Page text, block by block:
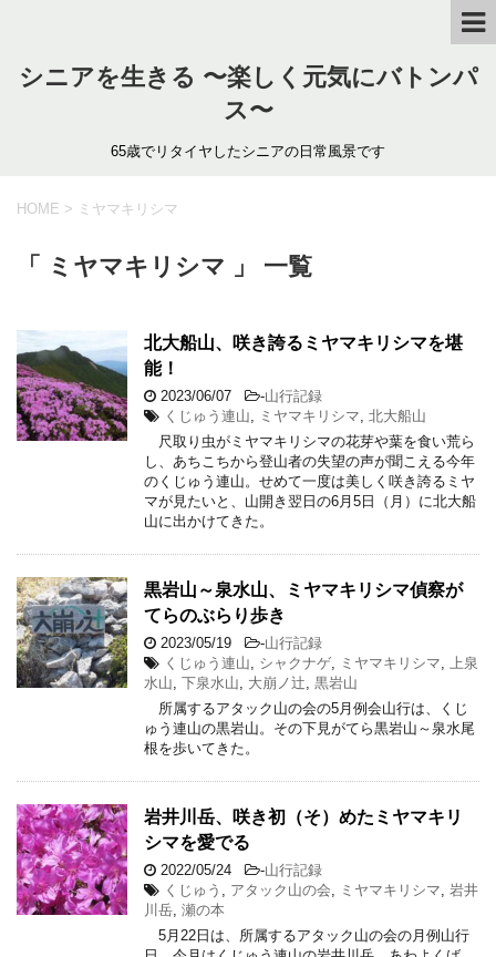
シニアを生きる 〜楽しく元気にバトンパ
ス〜
65歳でリタイヤしたシニアの日常風景です
HOME > ミヤマキリシマ
「 ミヤマキリシマ 」 一覧
北大船山、咲き誇るミヤマキリシマを堪
能！
2023/06/07 -山行記録
くじゅう連山
ミヤマキリシマ 北大船山
尺取り虫がミヤマキリシマの花芽や葉を食い荒ら
し、あちこちから登山者の失望の声が聞こえる今年
のくじゅう連山。せめて一度は美しく咲き誇るミヤ
マが見たいと、山開き翌日の6月5日（月）に北大船
山に出かけてきた。
黒岩山～泉水山、ミヤマキリシマ偵察が
てらのぶらり歩き
2023/05/19 -山行記録
くじゅう連山
シャクナゲ ミヤマキリシマ
上泉
水山 下泉水山 大崩ノ辻 黒岩山
所属するアタック山の会の5月例会山行は、くじ
ゅう連山の黒岩山。その下見がてら黒岩山～泉水尾
根を歩いてきた。
岩井川岳、咲き初（そ）めたミヤマキリ
シマを愛でる
2022/05/24 -山行記録
くじゅう
アタック山の会 ミヤマキリシマ 岩井
川岳 瀬の本
5月22日は、所属するアタック山の会の月例山行